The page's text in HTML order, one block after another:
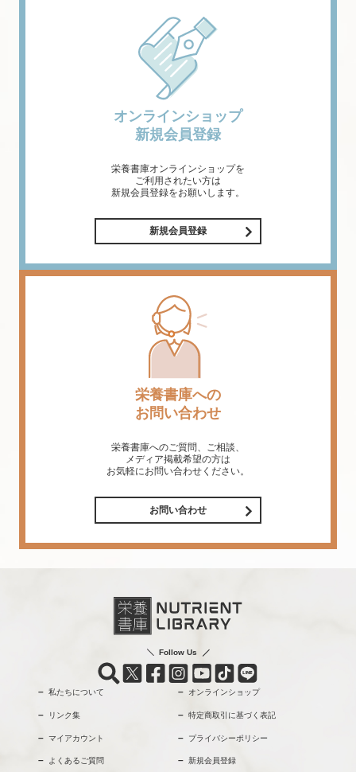
オンラインショップ
新規会員登録
栄養書庫オンラインショップを
ご利用されたい方は
新規会員登録をお願いします。
新規会員登録
栄養書庫への
お問い合わせ
栄養書庫へのご質問、ご相談、
メディア掲載希望の方は
お気軽にお問い合わせください。
お問い合わせ
Follow Us
私たちについて オンラインショップ
リンク集 特定商取引に基づく表記
マイアカウント プライバシーポリシー
よくあるご質問 新規会員登録